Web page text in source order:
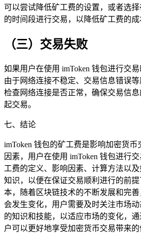
可以尝试降低矿工费的设置，或者选
的时间段进行交易，以降低矿工费的成
（三）交易失败
如果用户在使用 imToken 钱包进行交
由于网络连接不稳定、交易信息错误
检查网络连接是否正常，确保交易信
起交易。
七、结论
imToken 钱包的矿工费是影响加密货
因素，用户在使用 imToken 钱包进行
工费的定义、影响因素、计算方法以
知识，以便在保证交易顺利进行的前
本，随着区块链技术的不断发展和完
会发生变化，用户需要及时关注市场
的知识和技能，以适应市场的变化，
户可以更好地享受加密货币交易带来的